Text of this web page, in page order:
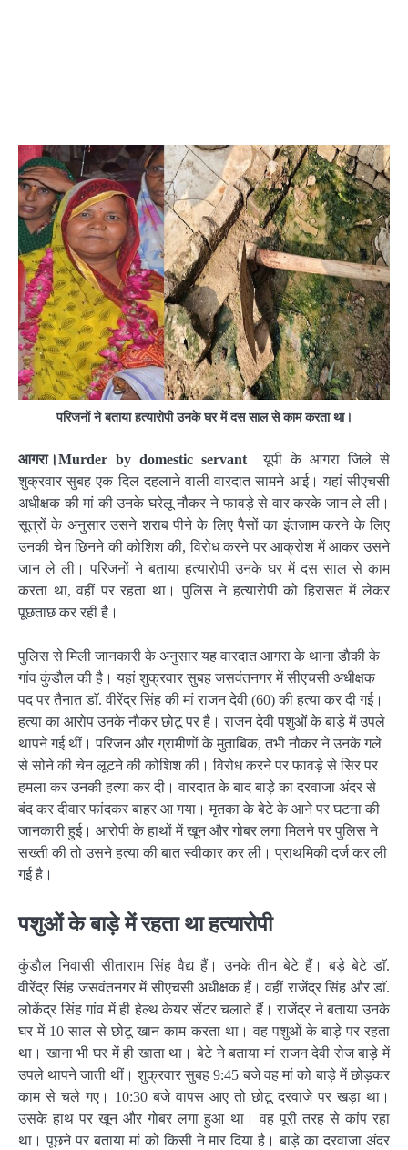
परिजनों ने बताया हत्यारोपी उनके घर में दस साल से काम करता था।
आगरा।Murder by domestic servant
यूपी के आगरा जिले से
शुक्रवार सुबह एक दिल दहलाने वाली वारदात सामने आई। यहां सीएचसी
अधीक्षक की मां की उनके घरेलू नौकर ने फावड़े से वार करके जान ले ली।
सूत्रों के अनुसार उसने शराब पीने के लिए पैसों का इंतजाम करने के लिए
उनकी चेन छिनने की कोशिश की, विरोध करने पर आक्रोश में आकर उसने
जान ले ली। परिजनों ने बताया हत्यारोपी उनके घर में दस साल से काम
करता था, वहीं पर रहता था। पुलिस ने हत्यारोपी को हिरासत में लेकर
पूछताछ कर रही है।
पुलिस से मिली जानकारी के अनुसार यह वारदात आगरा के थाना डाैकी के
गांव कुंडाैल की है। यहां शुक्रवार सुबह जसवंतनगर में सीएचसी अधीक्षक
पद पर तैनात डाॅ. वीरेंद्र सिंह की मां राजन देवी (60) की हत्या कर दी गई।
हत्या का आरोप उनके नाैकर छोटू पर है। राजन देवी पशुओं के बाड़े में उपले
थापने गई थीं। परिजन और ग्रामीणों के मुताबिक, तभी नाैकर ने उनके गले
से सोने की चेन लूटने की कोशिश की। विरोध करने पर फावड़े से सिर पर
हमला कर उनकी हत्या कर दी। वारदात के बाद बाड़े का दरवाजा अंदर से
बंद कर दीवार फांदकर बाहर आ गया। मृतका के बेटे के आने पर घटना की
जानकारी हुई। आरोपी के हाथों में खून और गोबर लगा मिलने पर पुलिस ने
सख्ती की तो उसने हत्या की बात स्वीकार कर ली। प्राथमिकी दर्ज कर ली
गई है।
पशुओं के बाड़े में रहता था हत्यारोपी
कुंडाैल निवासी सीताराम सिंह वैद्य हैं। उनके तीन बेटे हैं। बड़े बेटे डाॅ.
वीरेंद्र सिंह जसवंतनगर में सीएचसी अधीक्षक हैं। वहीं राजेंद्र सिंह और डाॅ.
लोकेंद्र सिंह गांव में ही हेल्थ केयर सेंटर चलाते हैं। राजेंद्र ने बताया उनके
घर में 10 साल से छोटू खान काम करता था। वह पशुओं के बाड़े पर रहता
था। खाना भी घर में ही खाता था। बेटे ने बताया मां राजन देवी रोज बाड़े में
उपले थापने जाती थीं। शुक्रवार सुबह 9:45 बजे वह मां को बाड़े में छोड़कर
काम से चले गए। 10:30 बजे वापस आए तो छोटू दरवाजे पर खड़ा था।
उसके हाथ पर खून और गोबर लगा हुआ था। वह पूरी तरह से कांप रहा
था। पूछने पर बताया मां को किसी ने मार दिया है। बाड़े का दरवाजा अंदर